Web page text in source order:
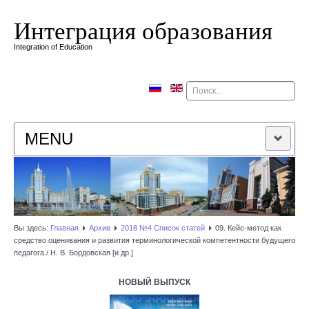
Интеграция образования
Integration of Education
Поиск
MENU
ГЛАВНАЯ
РЕДАКЦИОННАЯ КОЛЛЕГИЯ
РЕДАКЦИОННАЯ ПОЛИТИКА
Вы здесь: Главная Архив 2018 №4 Список статей
09. Кейс-метод как
средство оценивания и развития терминологической компетентности будущего
педагога / Н. В. Бордовская [и др.]
НОВЫЙ ВЫПУСК